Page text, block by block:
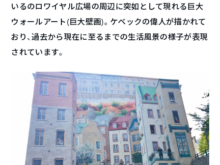
いるのロワイヤル広場の周辺に突如として現れる巨大
ウォールアート(巨大壁画)。ケベックの偉人が描かれて
おり、過去から現在に至るまでの生活風景の様子が表現
されています。